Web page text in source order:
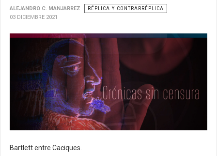
ALEJANDRO C. MANJARREZ
RÉPLICA Y CONTRARRÉPLICA
03 DICIEMBRE 2021
Bartlett entre Caciques.